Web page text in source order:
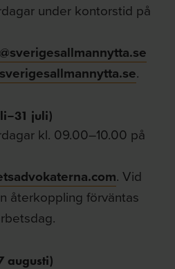
under kontorstid på
.
juli)
kl. 09.00–10.00 på
. Vid
återkoppling förväntas
augusti)